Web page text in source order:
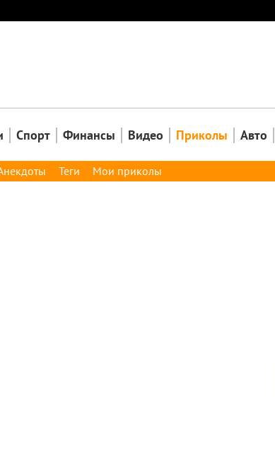
Закрыть
Спорт Финансы Видео Приколы Авто
Теги Мои приколы